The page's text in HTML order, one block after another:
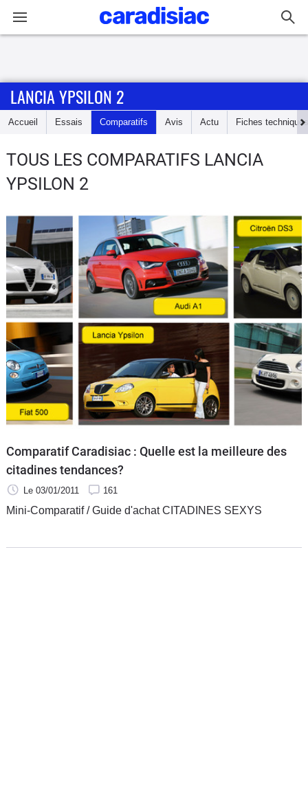
Accueil
Essais
d'achat
Electriques
Utilitaires
Flottes
Auto
Services
Forum
Moto
Marques
LANCIA YPSILON 2
Accueil Essais Comparatifs Avis Actu Fiches techniques
TOUS LES COMPARATIFS LANCIA
YPSILON 2
Comparatif Caradisiac : Quelle est la meilleure des
citadines tendances?
Le 03/01/2011 161
Mini-Comparatif / Guide d'achat CITADINES SEXYS